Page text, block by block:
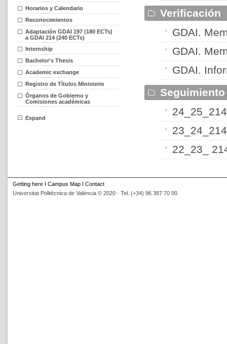
Horarios y Calendario
Reconocimientos
Adaptación GDAI 197 (180 ECTs)
a GDAI 214 (240 ECTs)
Internship
Bachelor's Thesis
Academic exchange
Registro de Títulos Ministerio
Órganos de Gobierno y
Comisiones académicas
Expand
Verificación
GDAI.
GDAI.
GDAI.
Seguimiento
22_23_
Getting here I Campus Map I Contact
Universitat Politècnica de València © 2020 · Tel. (+34) 96 387 70 00